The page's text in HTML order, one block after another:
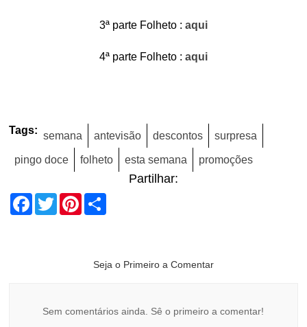
3ª parte Folheto : aqui
4ª parte Folheto : aqui
Tags: semana antevisão descontos surpresa
pingo doce folheto esta semana promoções
Partilhar:
Facebook
TwitterPinterest
Seja o Primeiro a Comentar
Sem comentários ainda. Sê o primeiro a comentar!